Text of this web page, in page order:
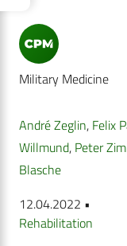
Military Medicine
André Zeglin, Felix
Willmund, Peter
Blasche
12.04.2022 •
Rehabilitation